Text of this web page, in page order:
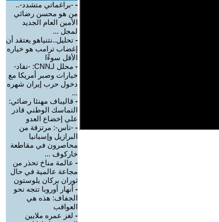
- -براغماتي متشدد-..
من هو محسن رضائي
الأمين العام الجديد
لمجل ...
- تحليل..نتنياهو يعتقد أن
إغضاب ترامب هو خياره
الأقل سوءًا
-
محلل لـCNN: -نفاد-
خيارات وصبر أمريكا مع
دخول حرب إيران شهره
...
- قاليباف مهنئا رضائي:
التماسك الوطني قادر
علي إخضاع العدو
- -تاس-: مرتزقة من
البرازيل وإسبانيا
محاصرون في مقاطعة
خاركوف ...
- عالمة مناخ تحذر من
مجاعة عالمية في حال
ثوران بركان يلوستون
- أنهار أوروبا تتجه نحو
الجفاف: هذه هي
العواقب
- لغز عمره ملايين